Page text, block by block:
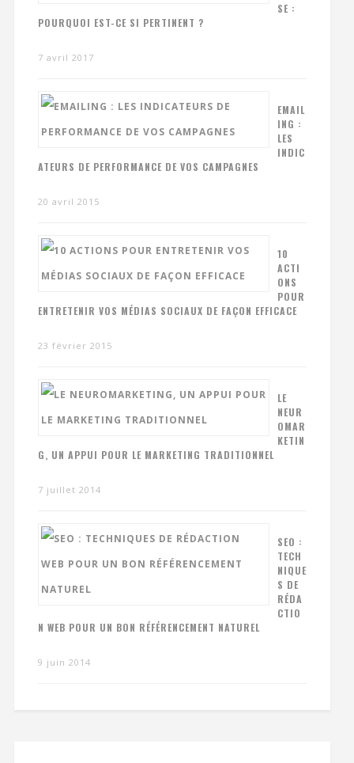
SE :
POURQUOI EST-CE SI PERTINENT ?
7 avril 2017
EMAIL
ING :
LES
INDIC
ATEURS DE PERFORMANCE DE VOS CAMPAGNES
20 avril 2015
10
ACTI
ONS
POUR
ENTRETENIR VOS MÉDIAS SOCIAUX DE FAÇON EFFICACE
23 février 2015
LE
NEUR
OMAR
KETIN
G, UN APPUI POUR LE MARKETING TRADITIONNEL
7 juillet 2014
SEO :
TECH
NIQUE
S DE
RÉDA
CTIO
N WEB POUR UN BON RÉFÉRENCEMENT NATUREL
9 juin 2014